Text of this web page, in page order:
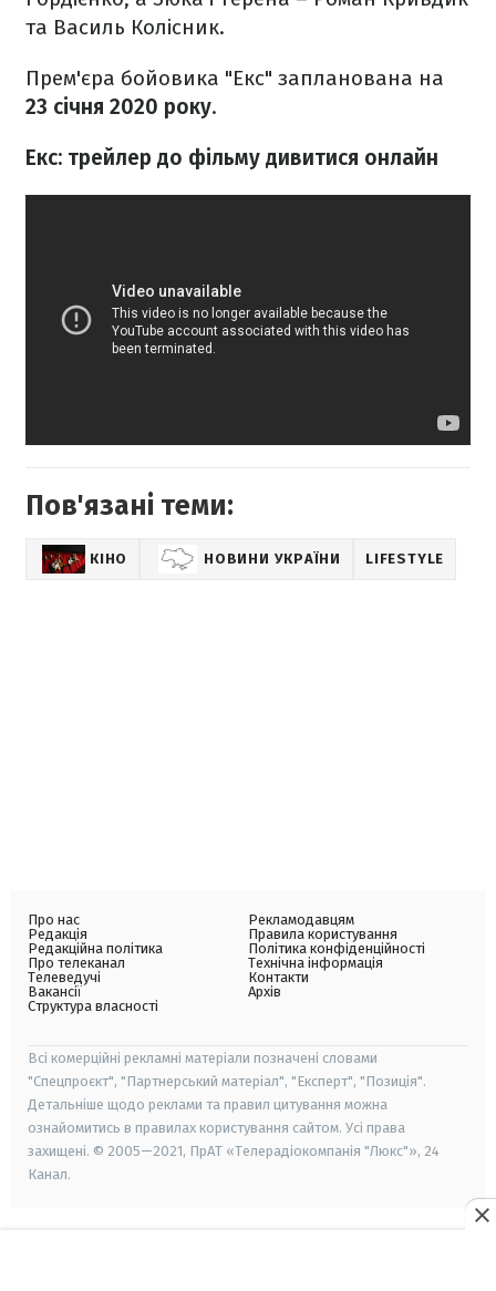
та Василь Колісник.
Прем'єра бойовика "Екс" запланована на
23 січня 2020 року.
Екс: трейлер до фільму дивитися онлайн
Пов'язані теми:
КІНО НОВИНИ УКРАЇНИ LIFESTYLE
Про нас
Редакція
Редакційна політика
Про телеканал
Телеведучі
Вакансії
Структура власності
Рекламодавцям
Правила користування
Політика конфіденційності
Технічна інформація
Контакти
Архів
Всі комерційні рекламні матеріали позначені словами
"Спецпроєкт", "Партнерський матеріал", "Експерт", "Позиція".
Детальніше щодо реклами та правил цитування можна
ознайомитись в правилах користування сайтом. Усі права
захищені. © 2005—2021, ПрАТ «Телерадіокомпанія "Люкс"», 24
Канал.